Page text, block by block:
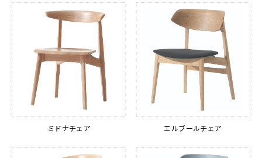
ミドナチェア エルブールチェア